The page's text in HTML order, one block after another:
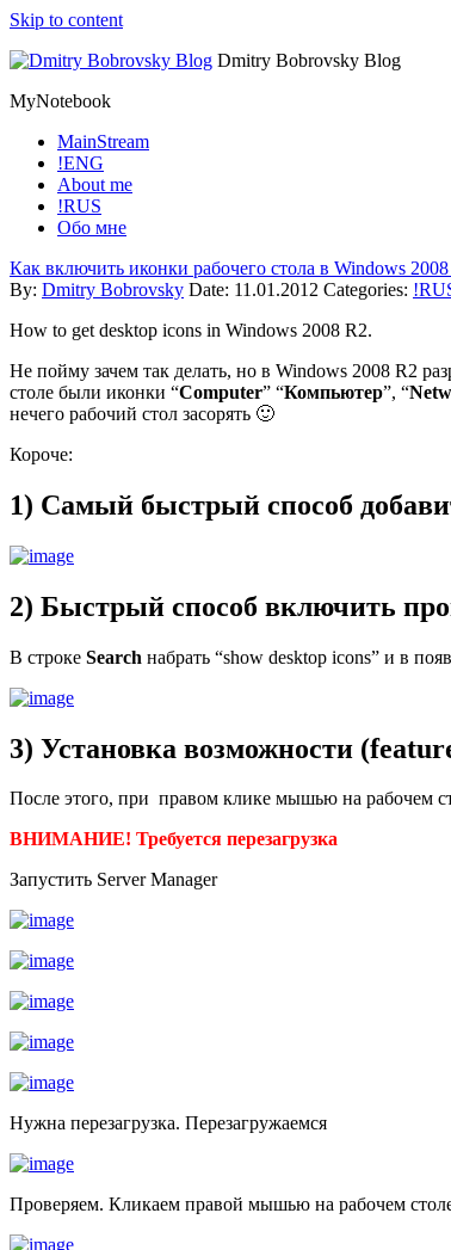
Skip to content
Dmitry Bobrovsky Blog
MyNotebook
MainStream
!ENG
About me
!RUS
Обо мне
Как включить иконки рабочего стола в Windows
By: Dmitry Bobrovsky Date: 11.01.2012 Categories:
How to get desktop icons in Windows 2008 R2.
Не пойму зачем так делать, но в Windows 2008 R2
столе были иконки “Computer” “Компьютер”, “
нечего рабочий стол засорять 🙂
Короче:
1) Самый быстрый способ
2) Быстрый способ включить
В строке Search набрать “show desktop icons” и в
3) Установка возможности
После этого, при правом клике мышью на рабочем
ВНИМАНИЕ! Требуется перезагрузка
Запустить Server Manager
Нужна перезагрузка. Перезагружаемся
Проверяем. Кликаем правой мышью на рабочем